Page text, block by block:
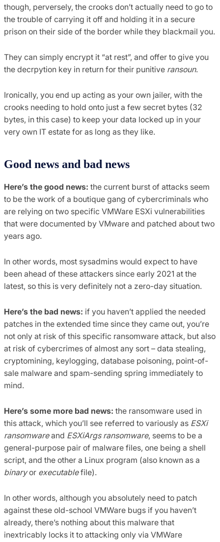
though, perversely, the crooks don’t actually need to go to
the trouble of carrying it off and holding it in a secure
prison on their side of the border while they blackmail you.
They can simply encrypt it “at rest”, and offer to give you
the decrpytion key in return for their punitive ransoun.
Ironically, you end up acting as your own jailer, with the
crooks needing to hold onto just a few secret bytes (32
bytes, in this case) to keep your data locked up in your
very own IT estate for as long as they like.
Good news and bad news
Here’s the good news: the current burst of attacks seem
to be the work of a boutique gang of cybercriminals who
are relying on two specific VMWare ESXi vulnerabilities
that were documented by VMware and patched about two
years ago.
In other words, most sysadmins would expect to have
been ahead of these attackers since early 2021 at the
latest, so this is very definitely not a zero-day situation.
Here’s the bad news: if you haven’t applied the needed
patches in the extended time since they came out, you’re
not only at risk of this specific ransomware attack, but also
at risk of cybercrimes of almost any sort – data stealing,
cryptomining, keylogging, database poisoning, point-of-
sale malware and spam-sending spring immediately to
mind.
Here’s some more bad news: the ransomware used in
this attack, which you’ll see referred to variously as ESXi
ransomwareand ESXiArgs ransomware, seems to be a
general-purpose pair of malware files, one being a shell
script, and the other a Linux program (also known as a
binaryor executablefile).
In other words, although you absolutely need to patch
against these old-school VMWare bugs if you haven’t
already, there’s nothing about this malware that
inextricably locks it to attacking only via VMWare